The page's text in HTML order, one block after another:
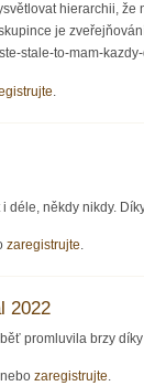
hierarchii,
je
stale-to-mam-
někdy nikdy.
zaregistrujte.
2022
promluvila brzy
nebo zaregistrujte.